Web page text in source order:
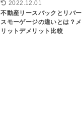
2022.12.01
不動産リースバックとリバー
スモーゲージの違いとは？メ
リットデメリット比較